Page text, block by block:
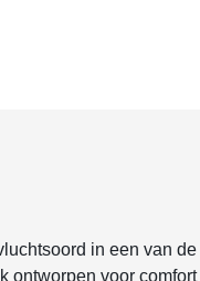
in een van
ontworpen voor